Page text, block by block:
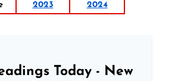
2023 2024
Today - New